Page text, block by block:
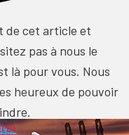
de cet article et
pas à nous le
là pour vous. Nous
heureux de pouvoir